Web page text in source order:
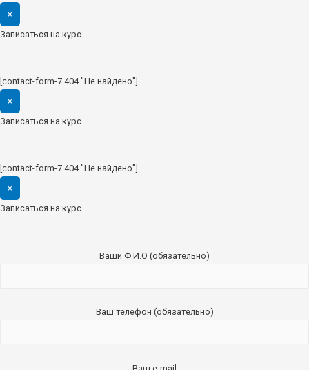
×
Записаться на курс
[contact-form-7 404 "Не найдено"]
×
Записаться на курс
[contact-form-7 404 "Не найдено"]
×
Записаться на курс
Ваши Ф.И.О (обязательно)
Ваш телефон (обязательно)